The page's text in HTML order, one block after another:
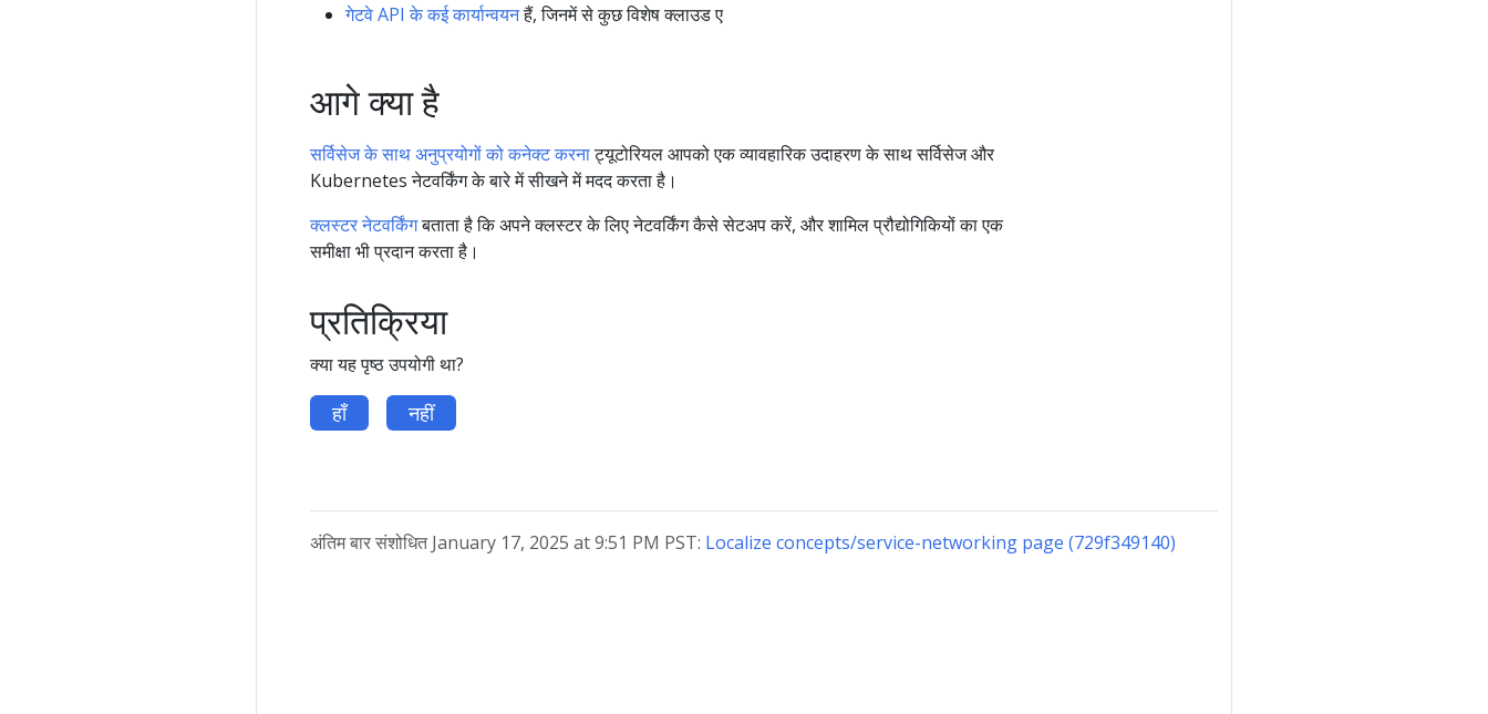
गेटवे API के कई कार्यान्वयनहैं, जिनमें से कुछ विशेष क्लाउड ए
आगे क्या है
सर्विसेज के साथ अनुप्रयोगों को कनेक्ट करनाट्यूटोरियल आपको एक व्यावहारिक उदाहरण के साथ सर्विसेज और
Kubernetes नेटवर्किंग के बारे में सीखने में मदद करता है।
क्लस्टर नेटवर्किंगबताता है कि अपने क्लस्टर के लिए नेटवर्किंग कैसे सेटअप करें, और शामिल प्रौद्योगिकियों का एक
समीक्षा भी प्रदान करता है।
प्रतिक्रिया
क्या यह पृष्ठ उपयोगी था?
हाँ नहीं
अंतिम बार संशोधित January 17, 2025 at 9:51 PM PST: Localize concepts/service-networking page (729f349140)